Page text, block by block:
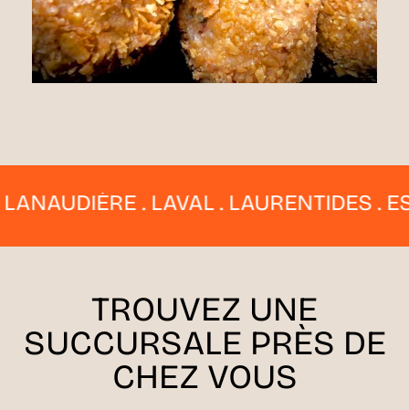
. LAVAL . LAURENTIDES .
TROUVEZ UNE
SUCCURSALE PRÈS DE
CHEZ VOUS